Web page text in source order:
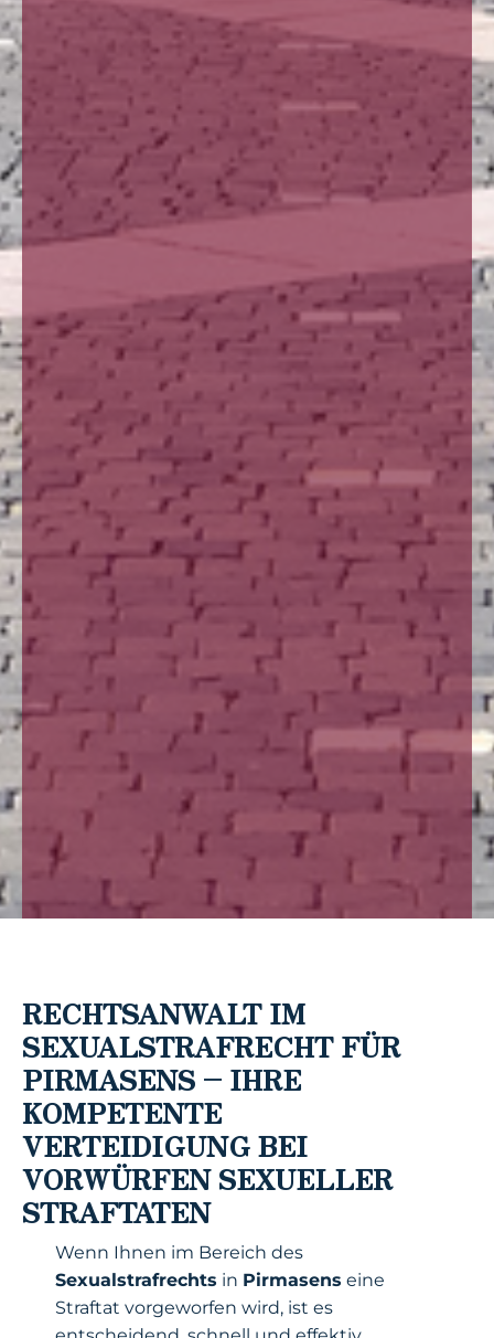
RECHTSANWALT IM
SEXUALSTRAFRECHT FÜR
PIRMASENS – IHRE
KOMPETENTE
VERTEIDIGUNG BEI
VORWÜRFEN SEXUELLER
STRAFTATEN
Wenn Ihnen im Bereich des
Sexualstrafrechts in Pirmasens eine
Straftat vorgeworfen wird, ist es